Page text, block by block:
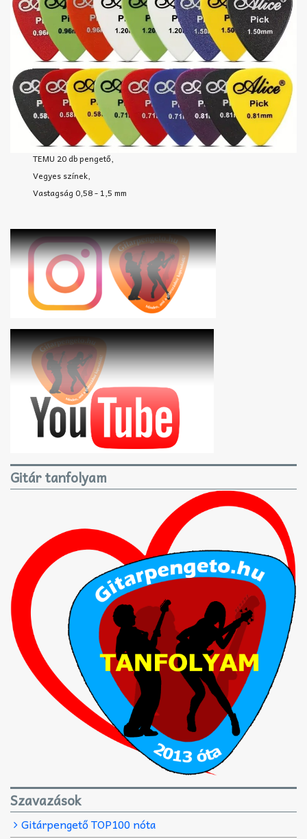
TEMU 20 db pengető,
Vegyes színek,
Vastagság 0,58 - 1,5 mm
Gitár tanfolyam
Szavazások
Gitárpengető TOP100 nóta